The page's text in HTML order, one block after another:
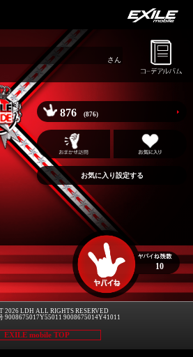
さん
876 (876)
お気に入り設定する
10
2026 LDH ALL RIGHTS RESERVED
9008675017Y55011 9008675014Y41011
EXILE mobile TOP